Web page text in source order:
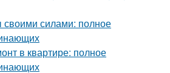
своими силами: полное
в квартире: полное